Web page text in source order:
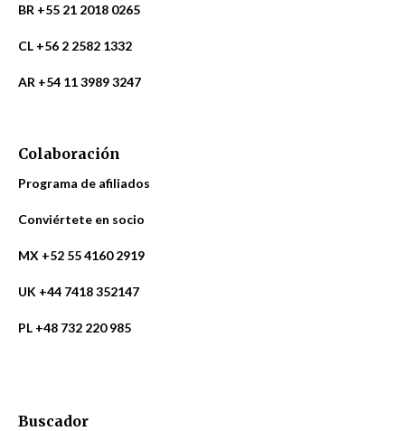
BR +55 21 2018 0265
CL +56 2 2582 1332
AR +54 11 3989 3247
Colaboración
Programa de afiliados
Conviértete en socio
MX +52 55 4160 2919
UK +44 7418 352147
PL +48 732 220 985
Buscador